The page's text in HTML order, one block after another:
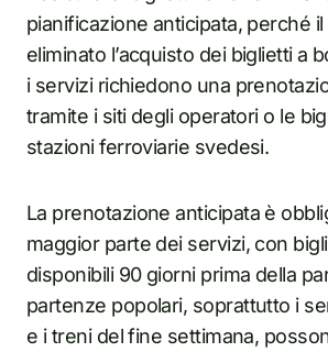
pianificazione anticipata, perché
eliminato l’acquisto dei biglietti a
i servizi richiedono una
tramite i siti degli operatori o le
stazioni ferroviarie svedesi.
La prenotazione anticipata è
maggior parte dei servizi, con
disponibili 90 giorni prima della
partenze popolari, soprattutto i
e i treni del fine settimana,